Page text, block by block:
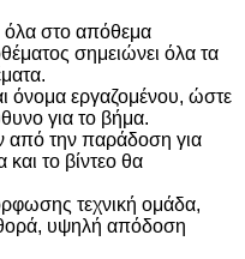
όλα στο απόθεμα
σημειώνει όλα τα
όνομα εργαζομένου, ώστε
για το βήμα.
από την παράδοση για
το βίντεο θα
τεχνική ομάδα,
υψηλή απόδοση